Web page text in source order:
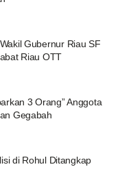
Gubernur Riau SF
Riau OTT
3 Orang” Anggota
Gegabah
di Rohul Ditangkap